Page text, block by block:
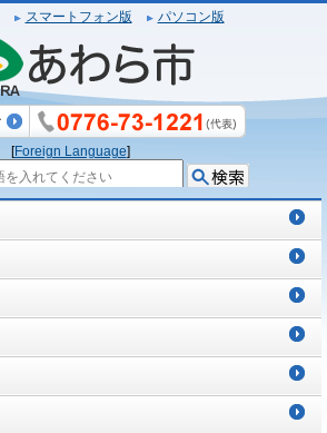
スマートフォン版 パソコン版
[Foreign Language]